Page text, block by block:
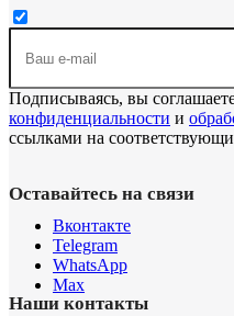
Подписываясь, вы
конфиденциальности и
ссылками на
Оставайтесь на связи
Вконтакте
Telegram
WhatsApp
Max
Наши контакты